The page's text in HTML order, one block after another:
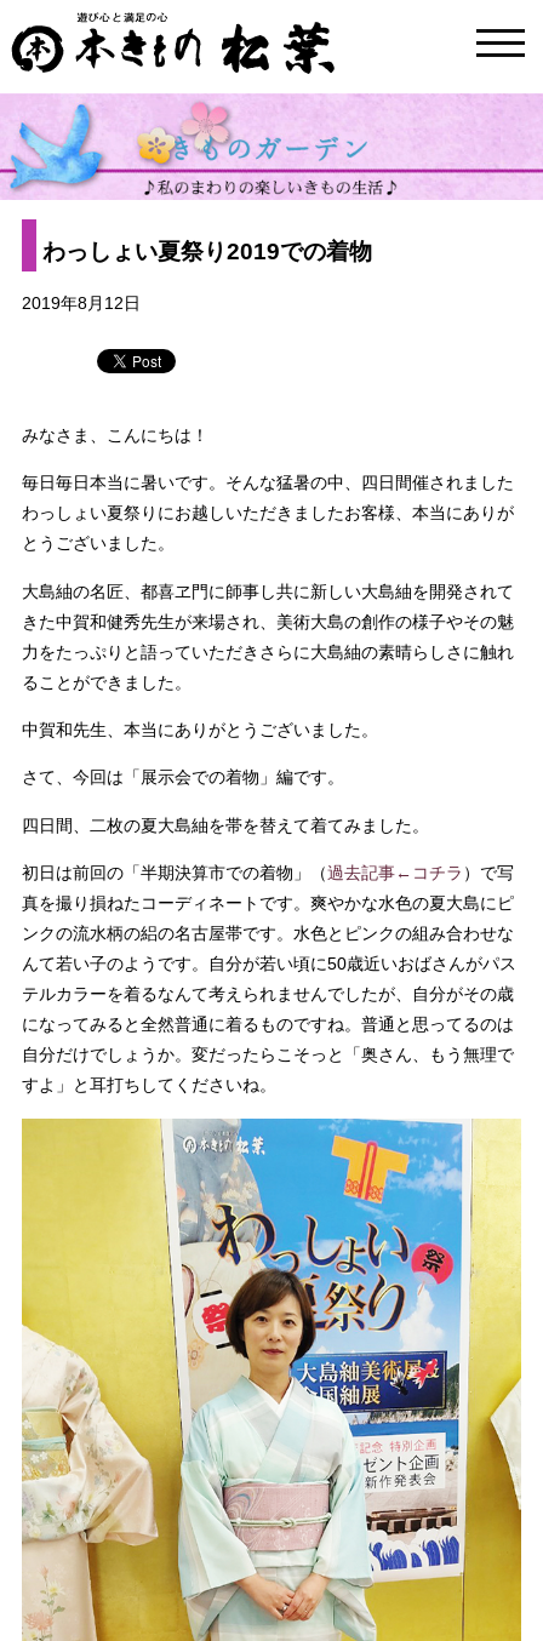
わっしょい夏祭り2019での着物
2019年8月12日
みなさま、こんにちは！
毎日毎日本当に暑いです。そんな猛暑の中、四日間催されました
わっしょい夏祭りにお越しいただきましたお客様、本当にありが
とうございました。
大島紬の名匠、都喜ヱ門に師事し共に新しい大島紬を開発されて
きた中賀和健秀先生が来場され、美術大島の創作の様子やその魅
力をたっぷりと語っていただきさらに大島紬の素晴らしさに触れ
ることができました。
中賀和先生、本当にありがとうございました。
さて、今回は「展示会での着物」編です。
四日間、二枚の夏大島紬を帯を替えて着てみました。
初日は前回の「半期決算市での着物」（過去記事←コチラ ）で写
真を撮り損ねたコーディネートです。爽やかな水色の夏大島にピ
ンクの流水柄の絽の名古屋帯です。水色とピンクの組み合わせな
んて若い子のようです。自分が若い頃に50歳近いおばさんがパス
テルカラーを着るなんて考えられませんでしたが、自分がその歳
になってみると全然普通に着るものですね。普通と思ってるのは
自分だけでしょうか。変だったらこそっと「奥さん、もう無理で
すよ」と耳打ちしてくださいね。